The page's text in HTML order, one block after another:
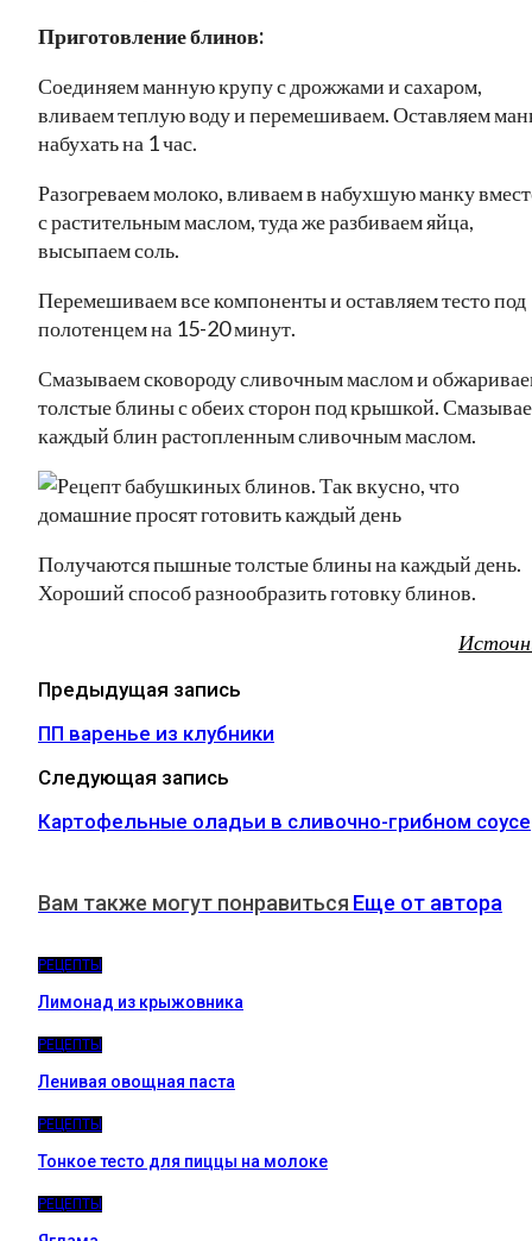
Приготовление блинов:
Соединяем манную крупу с дрожжами и сахаром,
вливаем теплую воду и перемешиваем. Оставляем
набухать на 1 час.
Разогреваем молоко, вливаем в набухшую манку
с растительным маслом, туда же разбиваем яйца,
высыпаем соль.
Перемешиваем все компоненты и оставляем тесто под
полотенцем на 15-20 минут.
Смазываем сковороду сливочным маслом и
толстые блины с обеих сторон под крышкой.
каждый блин растопленным сливочным маслом.
Получаются пышные толстые блины на каждый день.
Хороший способ разнообразить готовку блинов.
Предыдущая запись
ПП варенье из клубники
Следующая запись
Картофельные оладьи в сливочно-грибном соусе
Вам также могут понравиться Еще от автора
РЕЦЕПТЫ
Лимонад из крыжовника
РЕЦЕПТЫ
Ленивая овощная паста
РЕЦЕПТЫ
Тонкое тесто для пиццы на молоке
РЕЦЕПТЫ